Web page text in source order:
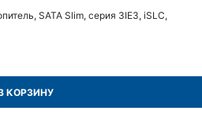
SATA Slim, серия 3IE3, iSLC,
КОРЗИНУ